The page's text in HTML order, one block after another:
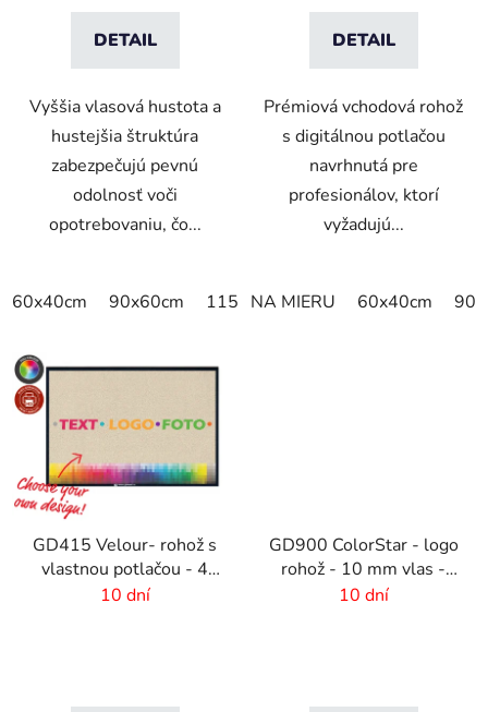
DETAIL
Vyššia vlasová hustota a
hustejšia štruktúra
zabezpečujú pevnú
odolnosť voči
opotrebovaniu, čo...
60x40cm 90x60cm 115x115cm 150x100cm
DETAIL
Prémiová vchodová rohož
s digitálnou potlačou
navrhnutá pre
profesionálov, ktorí
vyžadujú...
NA MIERU 60x40cm
GD415 Velour- rohož s
vlastnou potlačou - 4
mm vlas
10 dní
GD900 ColorStar - logo
rohož - 10 mm vlas -
rozmer na mieru
10 dní